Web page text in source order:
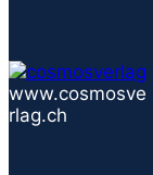
www.cosmosve
rlag.ch